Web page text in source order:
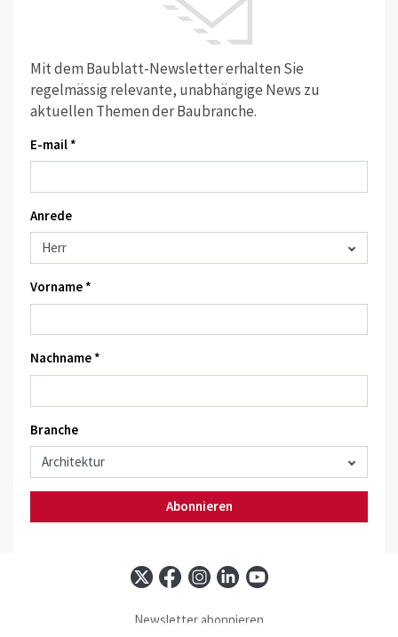
Mit dem Baublatt-Newsletter erhalten Sie
regelmässig relevante, unabhängige News zu
aktuellen Themen der Baubranche.
E-mail *
Anrede
Vorname *
Nachname *
Branche
Abonnieren
Newsletter abonnieren